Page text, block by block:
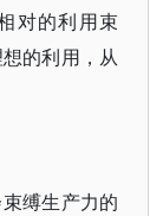
对的利用束
的利用，从
缚生产力的